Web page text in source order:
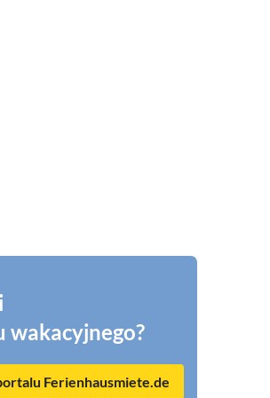
wakacyjnego?
Ferienhausmiete.de